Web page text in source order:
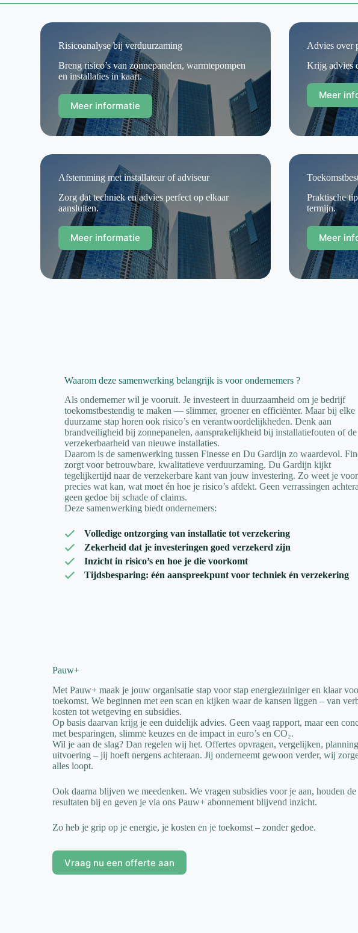
Risicoanalyse bij verduurzaming
Breng risico’s van zonnepanelen, warmtepompen
en installaties in kaart.
Meer informatie
Advies over
Krijg advies
Meer
Afstemming met installateur of adviseur
Zorg dat techniek en advies perfect op elkaar
aansluiten.
Meer informatie
Praktische
termijn.
Meer
Waarom deze samenwerking belangrijk is voor ondernemers ?
Als ondernemer wil je vooruit. Je investeert in duurzaamheid om je bedrijf
toekomstbestendig te maken — slimmer, groener en efficiënter. Maar bij elke
duurzame stap horen ook risico’s en verantwoordelijkheden. Denk aan
brandveiligheid bij zonnepanelen, aansprakelijkheid bij installatiefouten of de
verzekerbaarheid van nieuwe installaties.
Daarom is de samenwerking tussen Finesse en Du Gardijn zo waardevol.
zorgt voor betrouwbare, kwalitatieve verduurzaming. Du Gardijn kijkt
tegelijkertijd naar de verzekerbare kant van jouw investering. Zo weet je
precies wat kan, wat moet én hoe je risico’s afdekt. Geen verrassingen
geen gedoe bij schade of claims.
Deze samenwerking biedt ondernemers:
Volledige ontzorging van installatie tot verzekering
Zekerheid dat je investeringen goed verzekerd zijn
Inzicht in risico’s en hoe je die voorkomt
Tijdsbesparing: één aanspreekpunt voor techniek én verzekering
Pauw+
Met Pauw+ maak je jouw organisatie stap voor stap energiezuiniger en klaar
toekomst. We beginnen met een scan en kijken waar de kansen liggen – van
kosten tot wetgeving en subsidies.
Op basis daarvan krijg je een duidelijk advies. Geen vaag rapport, maar een
met besparingen, slimme keuzes en de impact in euro’s en CO₂.
Wil je aan de slag? Dan regelen wij het. Offertes opvragen, vergelijken,
uitvoering – jij hoeft nergens achteraan. Jij onderneemt gewoon verder, wij
alles loopt.
Ook daarna blijven we meedenken. We vragen subsidies voor je aan, houden de
resultaten bij en geven je via ons Pauw+ abonnement blijvend inzicht.
Zo heb je grip op je energie, je kosten en je toekomst – zonder gedoe.
Vraag nu een offerte aan